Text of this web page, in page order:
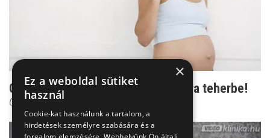
Gombos Edina: Ne ess túl korán újra teherbe!
Gombos Edina
×
Ez a weboldal sütiket
használ
Cookie-kat használunk a tartalom, a
hirdetések személyre szabására és a